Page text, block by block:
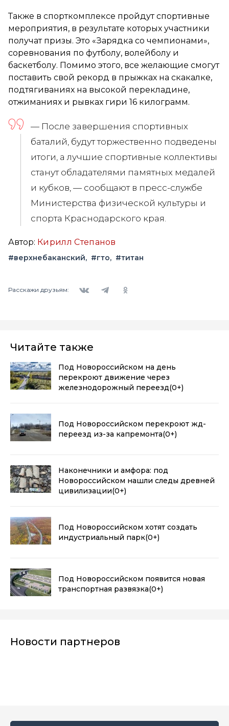
Также в спорткомплексе пройдут спортивные
мероприятия, в результате которых участники
получат призы. Это «Зарядка со чемпионами»,
соревнования по футболу, волейболу и
баскетболу. Помимо этого, все желающие смогут
поставить свой рекорд в прыжках на скакалке,
подтягиваниях на высокой перекладине,
отжиманиях и рывках гири 16 килограмм.
— После завершения спортивных
баталий, будут торжественно подведены
итоги, а лучшие спортивные коллективы
станут обладателями памятных медалей
и кубков, — сообщают в пресс-службе
Министерства физической культуры и
спорта Краснодарского края.
Автор: Кирилл Степанов
#верхнебаканский #гто #титан
Расскажи друзьям:
Читайте также
Под Новороссийском на день
перекроют движение через
железнодорожный переезд(0+)
Под Новороссийском перекроют жд-
переезд из-за капремонта(0+)
Наконечники и амфора: под
Новороссийском нашли следы древней
цивилизации(0+)
Под Новороссийском хотят создать
индустриальный парк(0+)
Под Новороссийском появится новая
транспортная развязка(0+)
Новости партнеров